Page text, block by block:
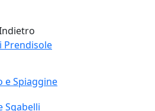
Prendisole
e Spiaggine
Sgabelli